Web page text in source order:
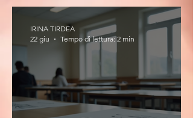
IRINA TIRDEA
22 giu
Tempo di lettura: 2 min